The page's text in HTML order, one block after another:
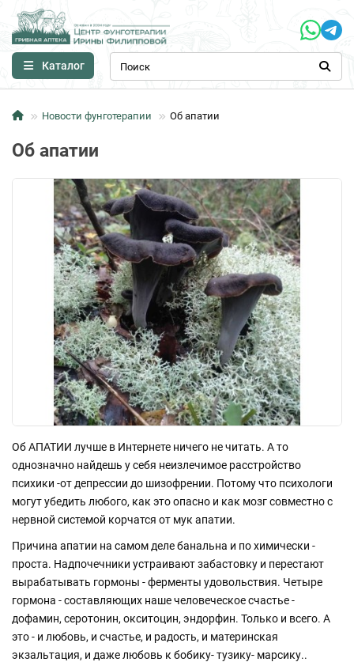
Каталог
Новости фунготерапии Об апатии
Об апатии
Об АПАТИИ лучше в Интернете ничего не читать. А то
однозначно найдешь у себя неизлечимое расстройство
психики -от депрессии до шизофрении. Потому что психологи
могут убедить любого, как это опасно и как мозг совместно с
нервной системой корчатся от мук апатии.
Причина апатии на самом деле банальна и по химически -
проста. Надпочечники устраивают забастовку и перестают
вырабатывать гормоны - ферменты удовольствия. Четыре
гормона - составляющих наше человеческое счастье -
дофамин, серотонин, окситоцин, эндорфин. Только и всего. А
это - и любовь, и счастье, и радость, и материнская
экзальтация, и даже любовь к бобику- тузику- марсику..